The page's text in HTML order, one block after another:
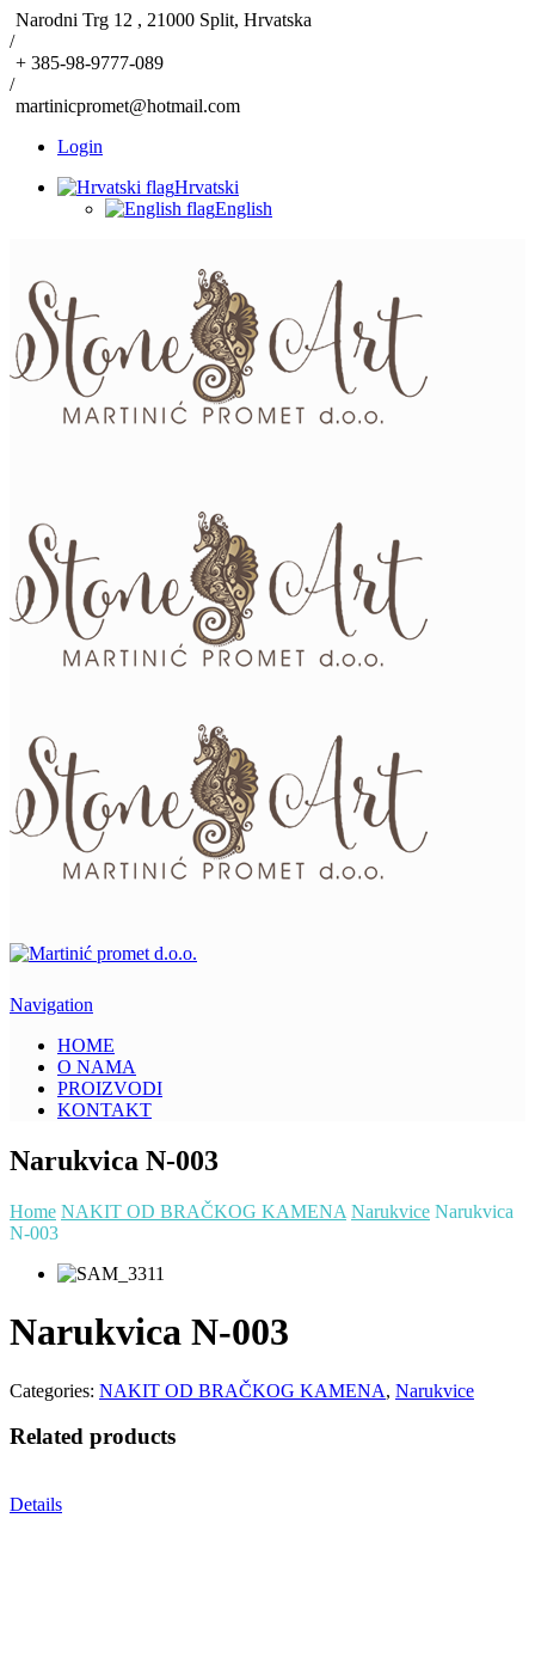
Narodni Trg 12 , 21000 Split, Hrvatska
/
+ 385-98-9777-089
/
martinicpromet@hotmail.com
Login
Hrvatski
English
Navigation
HOME
O NAMA
PROIZVODI
KONTAKT
Narukvica N-003
Home NAKIT OD BRAČKOG KAMENA Narukvice Narukvica
N-003
Narukvica N-003
Categories: NAKIT OD BRAČKOG KAMENA, Narukvice
Related products
Details